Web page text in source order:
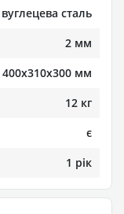
вуглецева сталь
2 мм
400х310х300 мм
12 кг
є
1 рік